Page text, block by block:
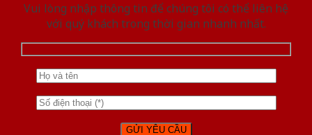
Vui lòng nhập thông tin để chúng tôi có thể liên hệ
với quý khách trong thời gian nhanh nhất.